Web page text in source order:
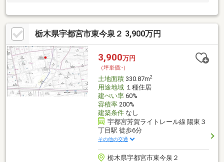
栃木県宇都宮市東今泉２ 3,900万円
3,900万円
（坪単価:-）
土地面積330.87m2
用途地域１種住居
建ぺい率60%
容積率200%
建築条件なし
宇都宮芳賀ライトレール線 陽東３
丁目駅 徒歩6分
その他の交通
栃木県宇都宮市東今泉２